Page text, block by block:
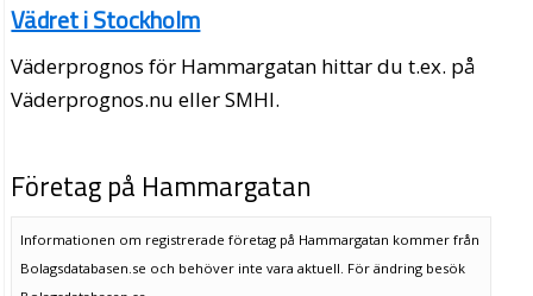
Vädret i Stockholm
Väderprognos för Hammargatan hittar du t.ex. på
Väderprognos.nu eller SMHI.
Företag på Hammargatan
Informationen om registrerade företag på Hammargatan kommer från
Bolagsdatabasen.se och behöver inte vara aktuell. För ändring besök